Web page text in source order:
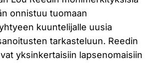
onnistuu tuomaan
kuuntelijalle uusia
tarkasteluun. Reedin
yksinkertaisiin lapsenomaisiin